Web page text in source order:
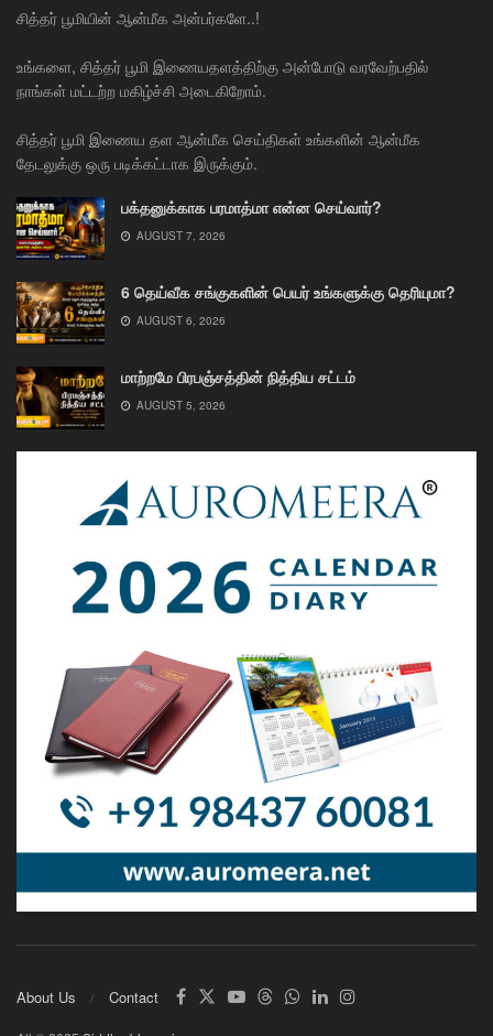
சித்தர் பூமியின் ஆன்மீக அன்பர்களே..!
உங்களை, சித்தர் பூமி இணையதளத்திற்கு அன்போடு வரவேற்பதில்
நாங்கள் மட்டற்ற மகிழ்ச்சி அடைகிறோம்.
சித்தர் பூமி இணைய தள ஆன்மீக செய்திகள் உங்களின் ஆன்மீக
தேடலுக்கு ஒரு படிக்கட்டாக இருக்கும்.
பக்தனுக்காக பரமாத்மா என்ன செய்வார்?
AUGUST 7, 2026
6 தெய்வீக சங்குகளின் பெயர் உங்களுக்கு தெரியுமா?
AUGUST 6, 2026
மாற்றமே பிரபஞ்சத்தின் நித்திய சட்டம்
AUGUST 5, 2026
About Us Contact